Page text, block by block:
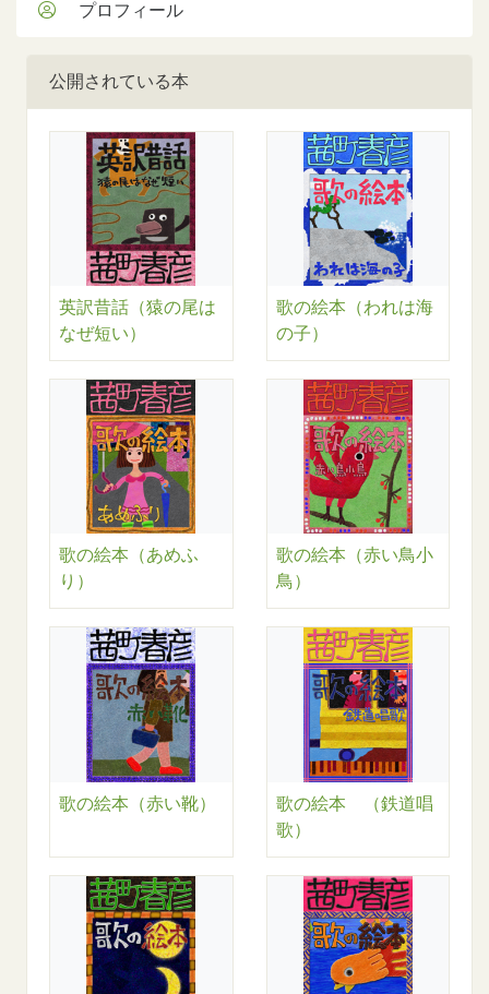
公開されている本
英訳昔話（猿の尾は
なぜ短い）
歌の絵本（われは海
の子）
歌の絵本（あめふ
り）
歌の絵本（赤い鳥小
鳥）
歌の絵本（赤い靴）
歌の絵本 （鉄道唱
歌）
プロフィール